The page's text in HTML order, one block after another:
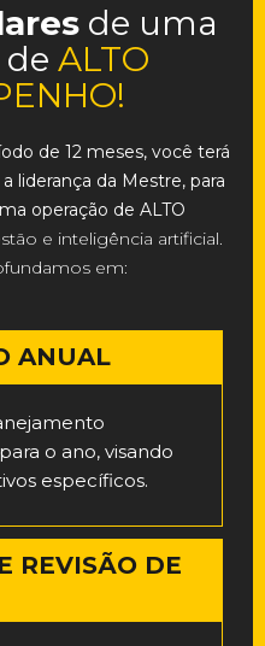
de uma
ALTO
de 12 meses, você terá
liderança da Mestre, para
operação de ALTO
e inteligência artificial.
em:
ANUAL
o ano, visando
específicos.
REVISÃO DE